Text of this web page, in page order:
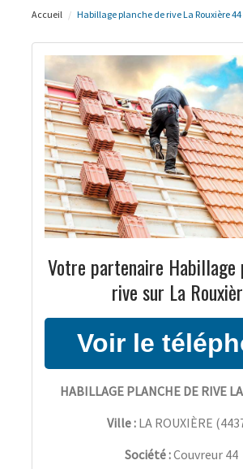
Accueil Habillage planche de rive La Rouxière 44
Votre partenaire Habillage
rive sur La
HABILLAGE PLANCHE DE RIVE
Ville : LA ROUXIÈRE (
Société :Couvreur 44